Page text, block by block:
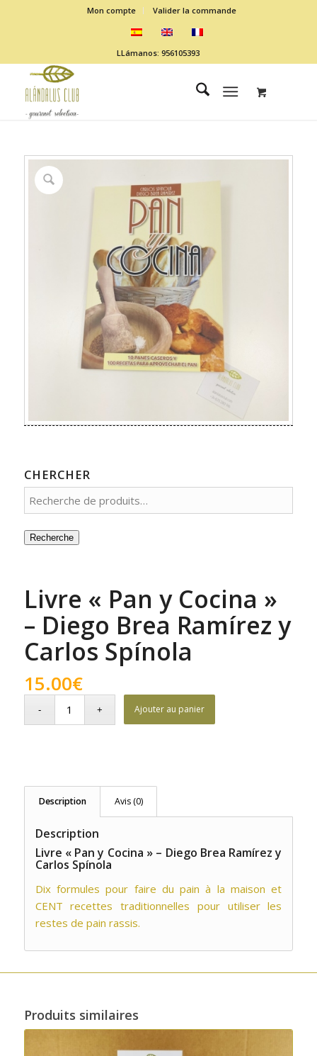
Mon compte Valider la commande
LLámanos: 956105393
CHERCHER
Recherche
Livre « Pan y Cocina »
– Diego Brea Ramírez y
Carlos Spínola
15.00€
Ajouter au panier
Description Avis (0)
Description
Livre « Pan y Cocina » – Diego Brea Ramírez y
Carlos Spínola
Dix formules pour faire du pain à la maison et
CENT recettes traditionnelles pour utiliser les
restes de pain rassis.
Produits similaires